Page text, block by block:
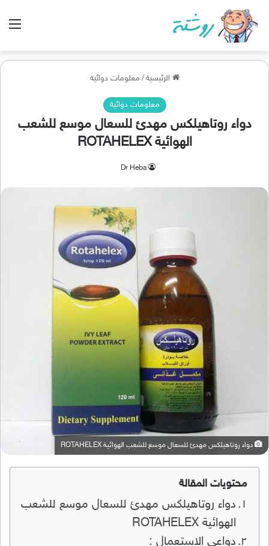
الرئيسية / معلومات دوائية
معلومات دوائية
دواء روتاهيلكس مهدئ للسعال موسع للشعب
الهوائية ROTAHELEX
Dr Heba
دواء روتاهيلكس مهدئ للسعال موسع للشعب الهوائية ROTAHELEX
محتويات المقالة
دواء روتاهيلكس مهدئ للسعال موسع للشعب
الهوائية ROTAHELEX
دواعي الاستعمال :